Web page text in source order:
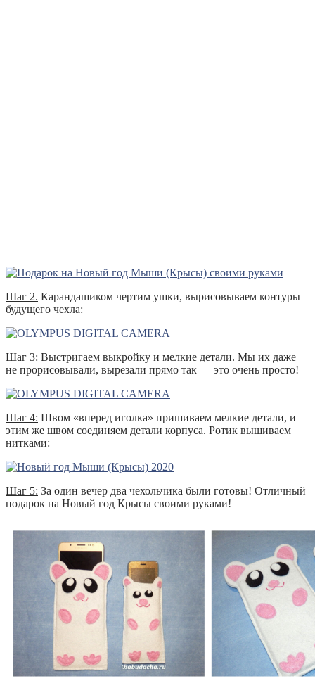
Шаг 2. Карандашиком чертим ушки, вырисовываем контуры
будущего чехла:
Шаг 3: Выстригаем выкройку и мелкие детали. Мы их даже
не прорисовывали, вырезали прямо так — это очень просто!
Шаг 4: Швом «вперед иголка» пришиваем мелкие детали, и
этим же швом соединяем детали корпуса. Ротик вышиваем
нитками:
Шаг 5: За один вечер два чехольчика были готовы! Отличный
подарок на Новый год Крысы своими руками!